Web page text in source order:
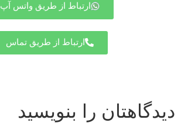
ارتباط از طریق واتس آپ
ارتباط از طریق تماس
دیدگاهتان را بنویسید